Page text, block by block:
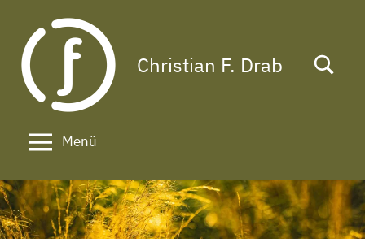
Inhalt
springen
Christian F. Drab
Das
ein
langes
Gesicht!
Menü